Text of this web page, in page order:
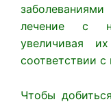
лечение с
увеличивая
соответствии
Чтобы